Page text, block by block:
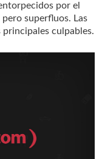
por el
superfluos. Las
principales culpables.